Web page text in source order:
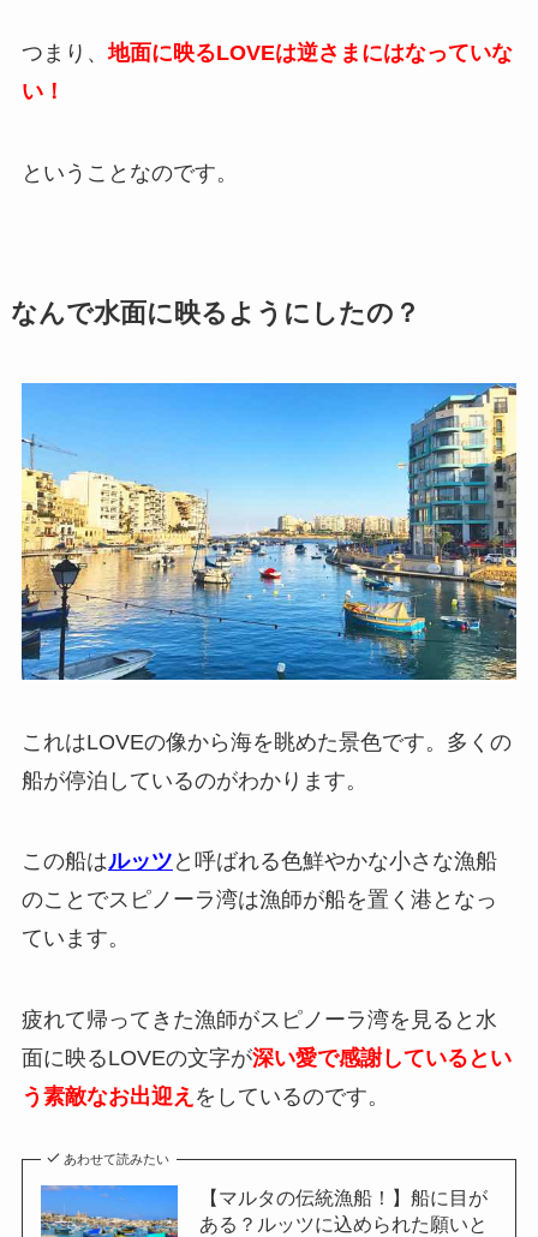
つまり、地面に映るLOVEは逆さまにはなっていな
い！
ということなのです。
なんで水面に映るようにしたの？
これはLOVEの像から海を眺めた景色です。多くの
船が停泊しているのがわかります。
この船はルッツ と呼ばれる色鮮やかな小さな漁船
のことでスピノーラ湾は漁師が船を置く港となっ
ています。
疲れて帰ってきた漁師がスピノーラ湾を見ると水
面に映るLOVEの文字が深い愛で感謝しているとい
う素敵なお出迎え をしているのです。
あわせて読みたい
【マルタの伝統漁船！】船に目が
ある？ルッツに込められた願いと